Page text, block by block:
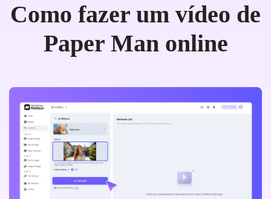
Como fazer um vídeo de
Paper Man online